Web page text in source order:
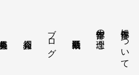
青年部について
青年部の理念
ブログ